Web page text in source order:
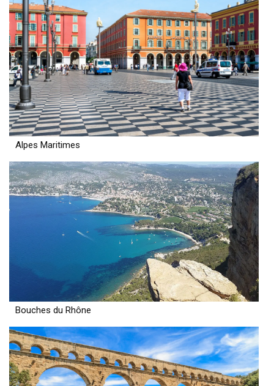
Alpes Maritimes
Bouches du Rhône